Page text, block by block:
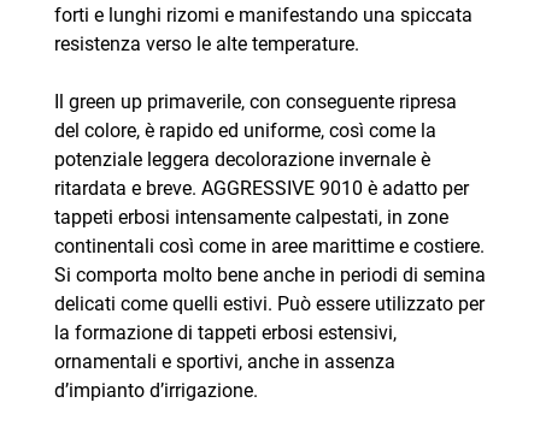
forti e lunghi rizomi e manifestando una spiccata
resistenza verso le alte temperature.
Il green up primaverile, con conseguente ripresa
del colore, è rapido ed uniforme, così come la
potenziale leggera decolorazione invernale è
ritardata e breve. AGGRESSIVE 9010 è adatto per
tappeti erbosi intensamente calpestati, in zone
continentali così come in aree marittime e costiere.
Si comporta molto bene anche in periodi di semina
delicati come quelli estivi. Può essere utilizzato per
la formazione di tappeti erbosi estensivi,
ornamentali e sportivi, anche in assenza
d’impianto d’irrigazione.